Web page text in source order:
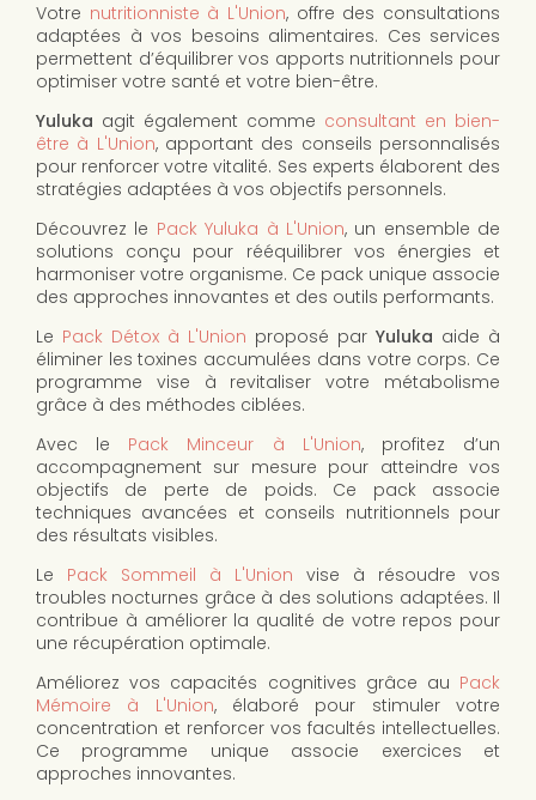
Votre nutritionniste à L'Union, offre des consultations
adaptées à vos besoins alimentaires. Ces services
permettent d’équilibrer vos apports nutritionnels pour
optimiser votre santé et votre bien-être.
Yuluka agit également comme consultant en bien-
être à L'Union, apportant des conseils personnalisés
pour renforcer votre vitalité. Ses experts élaborent des
stratégies adaptées à vos objectifs personnels.
Découvrez le Pack Yuluka à L'Union, un ensemble de
solutions conçu pour rééquilibrer vos énergies et
harmoniser votre organisme. Ce pack unique associe
des approches innovantes et des outils performants.
Le Pack Détox à L'Union proposé par Yuluka aide à
éliminer les toxines accumulées dans votre corps. Ce
programme vise à revitaliser votre métabolisme
grâce à des méthodes ciblées.
Avec le Pack Minceur à L'Union, profitez d’un
accompagnement sur mesure pour atteindre vos
objectifs de perte de poids. Ce pack associe
techniques avancées et conseils nutritionnels pour
des résultats visibles.
Le Pack Sommeil à L'Union vise à résoudre vos
troubles nocturnes grâce à des solutions adaptées. Il
contribue à améliorer la qualité de votre repos pour
une récupération optimale.
Améliorez vos capacités cognitives grâce au Pack
Mémoire à L'Union, élaboré pour stimuler votre
concentration et renforcer vos facultés intellectuelles.
Ce programme unique associe exercices et
approches innovantes.